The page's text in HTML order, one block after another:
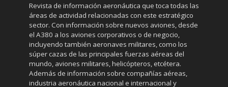
Revista de información aeronáutica que toca todas las
áreas de actividad relacionadas con este estratégico
sector. Con información sobre nuevos aviones, desde
el A380 a los aviones corporativos o de negocio,
incluyendo también aeronaves militares, como los
súper cazas de las principales fuerzas aéreas del
mundo, aviones militares, helicópteros, etcétera.
Además de información sobre compañías aéreas,
industria aeronáutica nacional e internacional y